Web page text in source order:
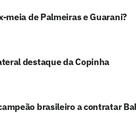
meia de Palmeiras e Guarani?
destaque da Copinha
brasileiro a contratar